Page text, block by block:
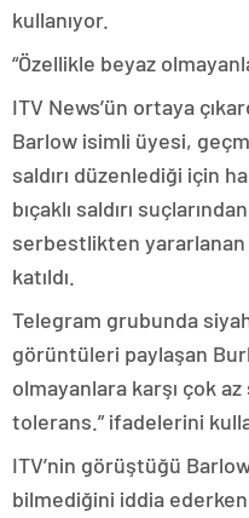
kullanıyor.
“Özellikle beyaz
ITV News’ün ortaya
Barlow isimli üyesi,
saldırı düzenlediği için
bıçaklı saldırı
serbestlikten yararlanan
katıldı.
Telegram grubunda
görüntüleri paylaşan
olmayanlara karşı çok az
tolerans.” ifadelerini
ITV’nin görüştüğü
bilmediğini iddia ederken